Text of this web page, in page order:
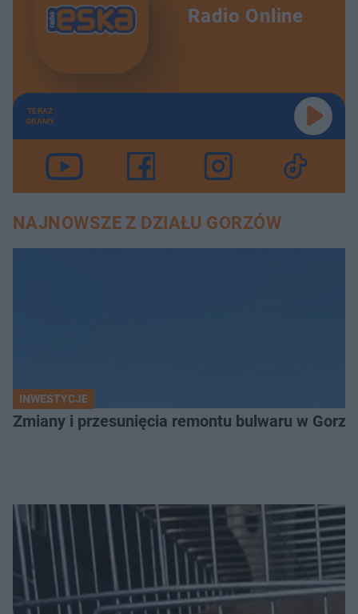
Radio Online
TERAZ
GRAMY
NAJNOWSZE Z DZIAŁU GORZÓW
INWESTYCJE
Zmiany i przesunięcia remontu bulwaru w